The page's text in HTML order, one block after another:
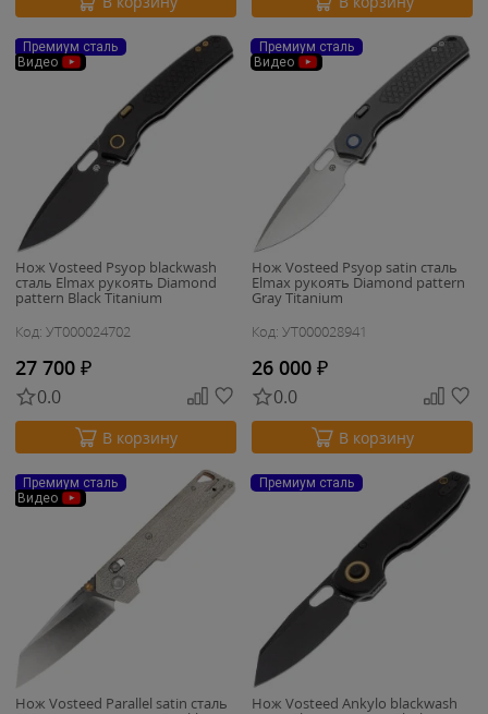
Премиум сталь
Видео
Нож Vosteed Psyop blackwash
сталь Elmax рукоять Diamond
pattern Black Titanium
Код: УТ000024702
27 700 ₽
0.0
В корзину
Премиум сталь
Видео
Нож Vosteed Psyop satin сталь
Elmax рукоять Diamond pattern
Gray Titanium
Код: УТ000028941
26 000 ₽
0.0
В корзину
Премиум сталь
Видео
Нож Vosteed Parallel satin сталь
Премиум сталь
Нож Vosteed Ankylo blackwash